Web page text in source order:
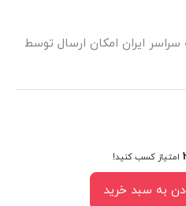
ایران امکان ارسال توسط
امتیاز کسب کنید!
به سبد خرید